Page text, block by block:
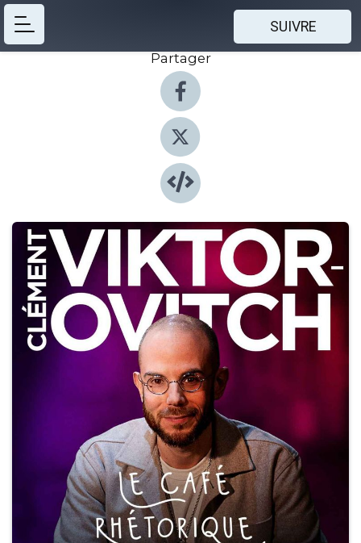
SUIVRE
Partager